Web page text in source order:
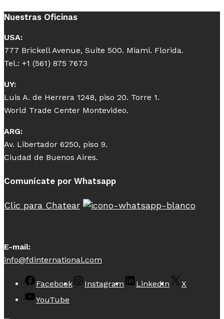
Nuestras Oficinas
USA:
777 Brickell Avenue, Suite 500. Miami. Florida.
Tel.: +1 (561) 875 7673
UY:
Luis A. de Herrera 1248, piso 20. Torre 1.
World Trade Center Montevideo.
ARG:
Av. Libertador 6250, piso 9.
Ciudad de Buenos Aires.
Comunícate por Whatsapp
Clic para Chatear
E-mail:
info@fdinternational.com
Facebook Instagram LinkedIn
X
YouTube